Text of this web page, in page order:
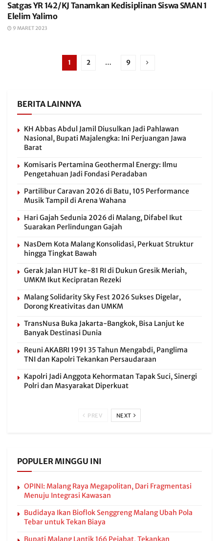
Satgas YR 142/KJ Tanamkan Kedisiplinan Siswa SMAN 1
Elelim Yalimo
9 MARET 2023
1 2 … 9
BERITA LAINNYA
KH Abbas Abdul Jamil Diusulkan Jadi Pahlawan
Nasional, Bupati Majalengka: Ini Perjuangan Jawa
Barat
Komisaris Pertamina Geothermal Energy: Ilmu
Pengetahuan Jadi Fondasi Peradaban
Partilibur Caravan 2026 di Batu, 105 Performance
Musik Tampil di Arena Wahana
Hari Gajah Sedunia 2026 di Malang, Difabel Ikut
Suarakan Perlindungan Gajah
NasDem Kota Malang Konsolidasi, Perkuat Struktur
hingga Tingkat Bawah
Gerak Jalan HUT ke-81 RI di Dukun Gresik Meriah,
UMKM Ikut Kecipratan Rezeki
Malang Solidarity Sky Fest 2026 Sukses Digelar,
Dorong Kreativitas dan UMKM
TransNusa Buka Jakarta-Bangkok, Bisa Lanjut ke
Banyak Destinasi Dunia
Reuni AKABRI 1991 35 Tahun Mengabdi, Panglima
TNI dan Kapolri Tekankan Persaudaraan
Kapolri Jadi Anggota Kehormatan Tapak Suci, Sinergi
Polri dan Masyarakat Diperkuat
PREV NEXT
POPULER MINGGU INI
OPINI: Malang Raya Megapolitan, Dari Fragmentasi
Menuju Integrasi Kawasan
Budidaya Ikan Bioflok Senggreng Malang Ubah Pola
Tebar untuk Tekan Biaya
Bupati Malang Lantik 166 Pejabat, Tekankan